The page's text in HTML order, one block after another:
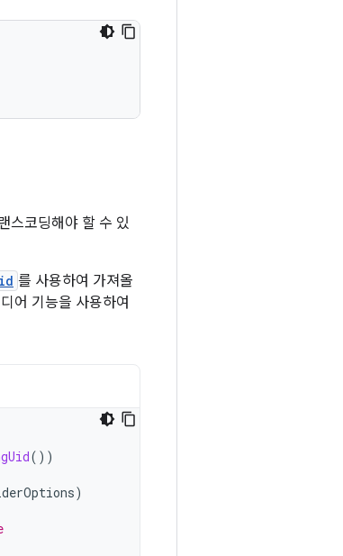
스코딩해야 할 수 있
를 사용하여 가져올
어 기능을 사용하여
())
)